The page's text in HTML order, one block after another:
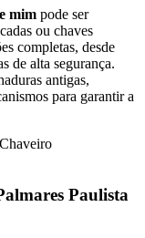
mim pode ser
ou chaves
completas, desde
de alta segurança.
antigas,
para garantir a
Paulista